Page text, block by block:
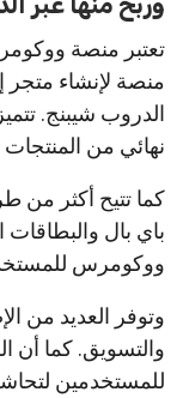
منصة لإنشاء متجر
الدروب شيبنج.
نهائي من
كما تتيح أكثر من
باي بال والبطاقات
ووكومرس
وتوفر العديد من
والتسويق. كما أن
للمستخدمين